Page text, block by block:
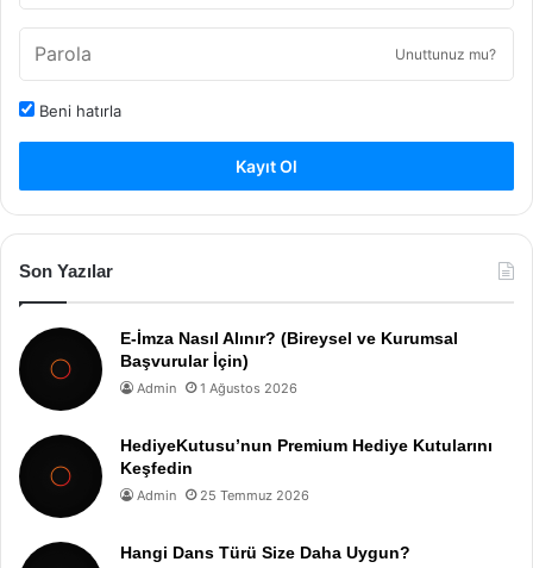
Unuttunuz mu?
Beni hatırla
Kayıt Ol
Son Yazılar
E-İmza Nasıl Alınır? (Bireysel ve Kurumsal
Başvurular İçin)
Admin 1 Ağustos 2026
HediyeKutusu’nun Premium Hediye Kutularını
Keşfedin
Admin 25 Temmuz 2026
Hangi Dans Türü Size Daha Uygun?